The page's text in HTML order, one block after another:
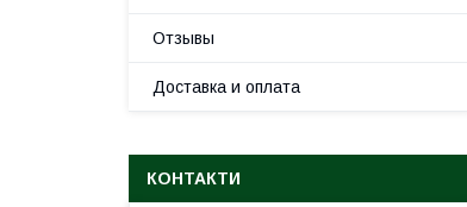
Отзывы
Доставка и оплата
КОНТАКТИ